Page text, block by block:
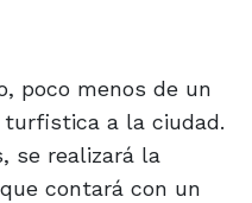
poco menos de un
a la ciudad.
se realizará la
contará con un